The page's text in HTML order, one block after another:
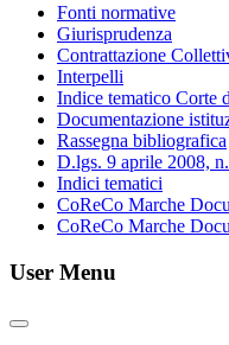
Fonti normative
Giurisprudenza
Contrattazione
Interpelli
Indice tematico Corte
Documentazione
Rassegna bibliografica
D.lgs. 9 aprile 2008,
Indici tematici
CoReCo Marche
CoReCo Marche
User Menu